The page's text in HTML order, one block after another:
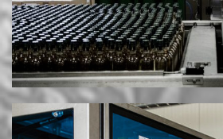
|
ΠΟΛΙΤΙΚΉ ΑΠΟΡΡΉΤΟΥ &
© 2025 MESIMVRIA WINES. ALL